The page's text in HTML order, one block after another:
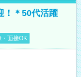
！＊50代活躍
面接OK